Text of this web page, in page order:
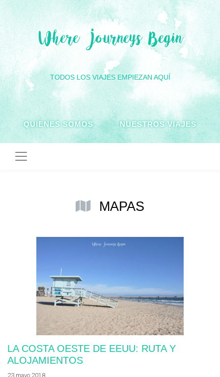
Where Journeys Begin
TODOS LOS VIAJES EMPIEZAN AQUÍ
QUIENES SOMOS NUESTROS VIAJES
MAPAS
LA COSTA OESTE DE EEUU: RUTA Y
ALOJAMIENTOS
23 mayo 2018